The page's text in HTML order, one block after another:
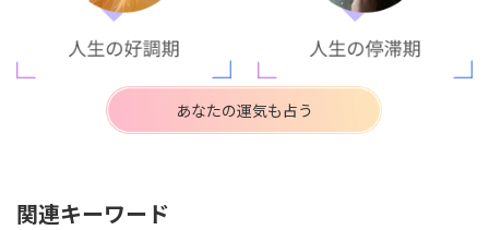
あなたの運気も占う
関連キーワード